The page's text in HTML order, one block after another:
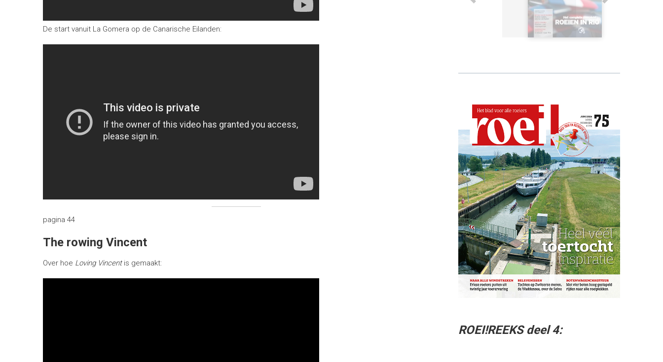
De start vanuit La Gomera op de Canarische Eilanden:
pagina 44
The rowing Vincent
Over hoe Loving Vincentis gemaakt:
ROEI!REEKS deel 4: